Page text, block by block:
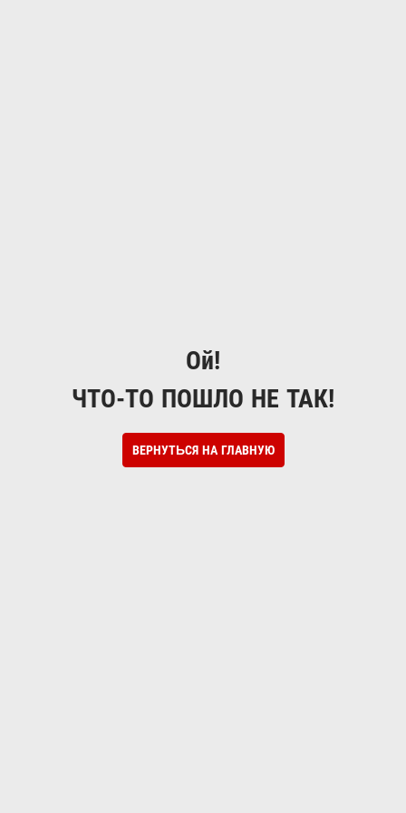
Ой!
ЧТО-ТО ПОШЛО НЕ ТАК!
ВЕРНУТЬСЯ НА ГЛАВНУЮ